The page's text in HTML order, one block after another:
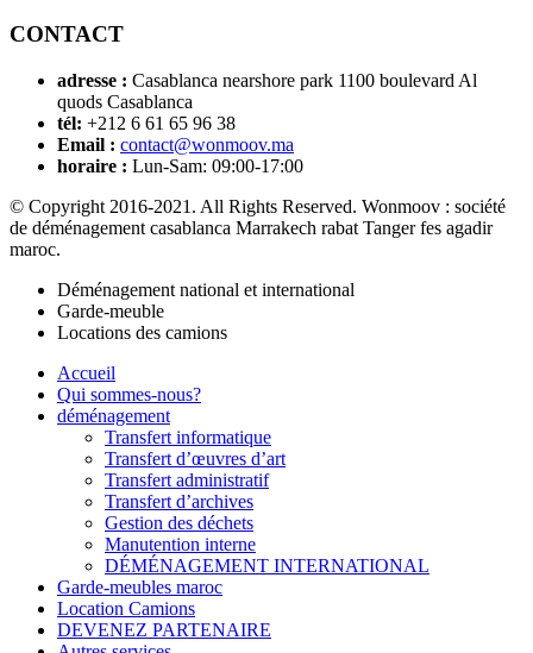
CONTACT
adresse : Casablanca nearshore park 1100 boulevard Al
quods Casablanca
tél: +212 6 61 65 96 38
Email : contact@wonmoov.ma
horaire : Lun-Sam: 09:00-17:00
© Copyright 2016-2021. All Rights Reserved. Wonmoov : société
de déménagement casablanca Marrakech rabat Tanger fes agadir
maroc.
Déménagement national et international
Garde-meuble
Locations des camions
Accueil
Qui sommes-nous?
déménagement
Transfert informatique
Transfert d’œuvres d’art
Transfert administratif
Transfert d’archives
Gestion des déchets
Manutention interne
DÉMÉNAGEMENT INTERNATIONAL
Garde-meubles maroc
Location Camions
DEVENEZ PARTENAIRE